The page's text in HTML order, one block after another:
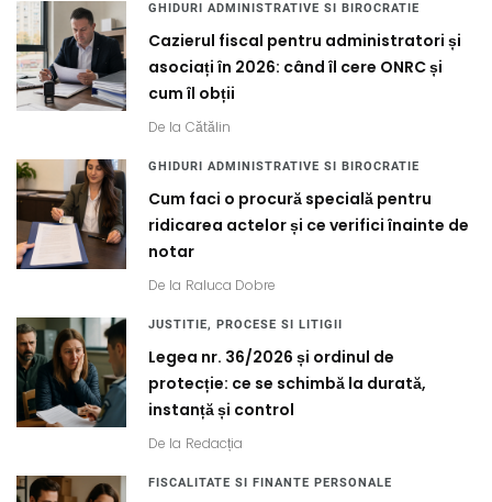
GHIDURI ADMINISTRATIVE SI BIROCRATIE
Cazierul fiscal pentru administratori și
asociați în 2026: când îl cere ONRC și
cum îl obții
De la Cătălin
GHIDURI ADMINISTRATIVE SI BIROCRATIE
Cum faci o procură specială pentru
ridicarea actelor și ce verifici înainte de
notar
De la Raluca Dobre
JUSTITIE, PROCESE SI LITIGII
Legea nr. 36/2026 și ordinul de
protecție: ce se schimbă la durată,
instanță și control
De la Redacția
FISCALITATE SI FINANTE PERSONALE